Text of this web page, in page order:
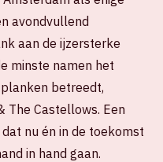
avondvullend
aan de ijzersterke
minste namen het
betreedt,
The Castellows. Een
nu én in de toekomst
in hand gaan.